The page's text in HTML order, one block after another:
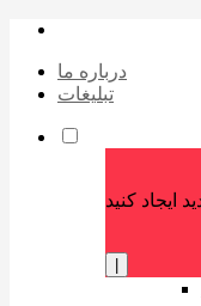
درباره ما
تبلیغات